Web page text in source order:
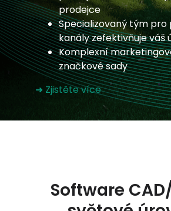
Můj účet
Přihlásit se
prodejce
Specializovaný tým pro
kanály zefektivňuje váš
Komplexní
značkové sady
➜ Zjistěte více
Software